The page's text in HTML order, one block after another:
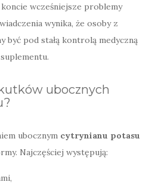
wcześniejsze problemy
wynika, że osoby z
być pod stałą kontrolą medyczną
ubocznych
ubocznym cytrynianu potasu
Najczęściej występują: